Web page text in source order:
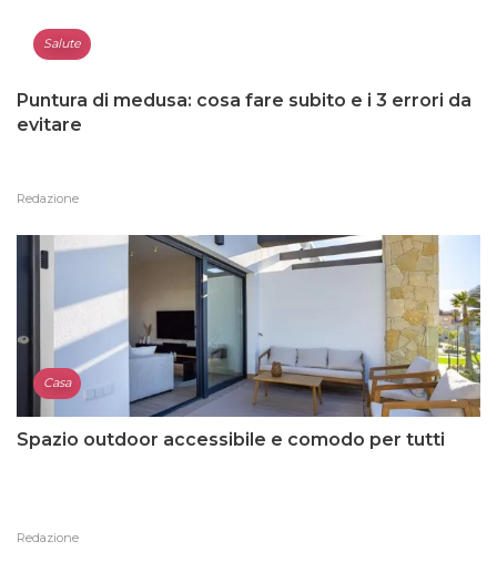
Salute
Puntura di medusa: cosa fare subito e i 3 errori da
evitare
Redazione
Casa
Spazio outdoor accessibile e comodo per tutti
Redazione